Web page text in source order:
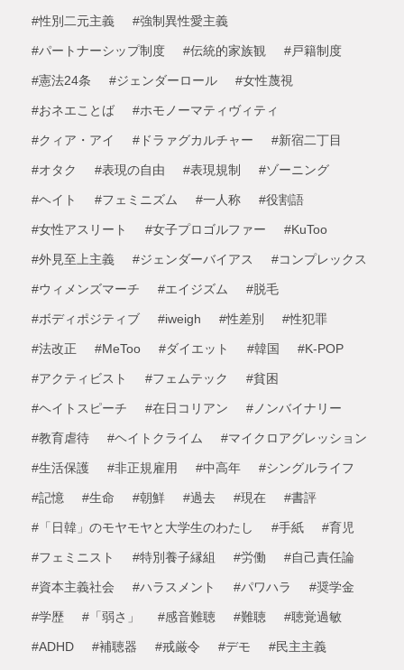
#性別二元主義 #強制異性愛主義
#パートナーシップ制度 #伝統的家族観 #戸籍制度
#憲法24条 #ジェンダーロール #女性蔑視
#おネエことば #ホモノーマティヴィティ
#クィア・アイ #ドラァグカルチャー #新宿二丁目
#オタク #表現の自由 #表現規制 #ゾーニング
#ヘイト #フェミニズム #一人称 #役割語
#女性アスリート #女子プロゴルファー #KuToo
#外見至上主義 #ジェンダーバイアス #コンプレックス
#ウィメンズマーチ #エイジズム #脱毛
#ボディポジティブ #iweigh #性差別 #性犯罪
#法改正 #MeToo #ダイエット #韓国 #K-POP
#アクティビスト #フェムテック #貧困
#ヘイトスピーチ #在日コリアン #ノンバイナリー
#教育虐待 #ヘイトクライム #マイクロアグレッション
#生活保護 #非正規雇用 #中高年 #シングルライフ
#記憶 #生命 #朝鮮 #過去 #現在 #書評
#「日韓」のモヤモヤと大学生のわたし #手紙 #育児
#フェミニスト #特別養子縁組 #労働 #自己責任論
#資本主義社会 #ハラスメント #パワハラ #奨学金
#学歴 #「弱さ」 #感音難聴 #難聴 #聴覚過敏
#ADHD #補聴器 #戒厳令 #デモ #民主主義